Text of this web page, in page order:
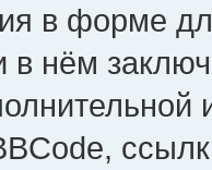
в форме
в нём